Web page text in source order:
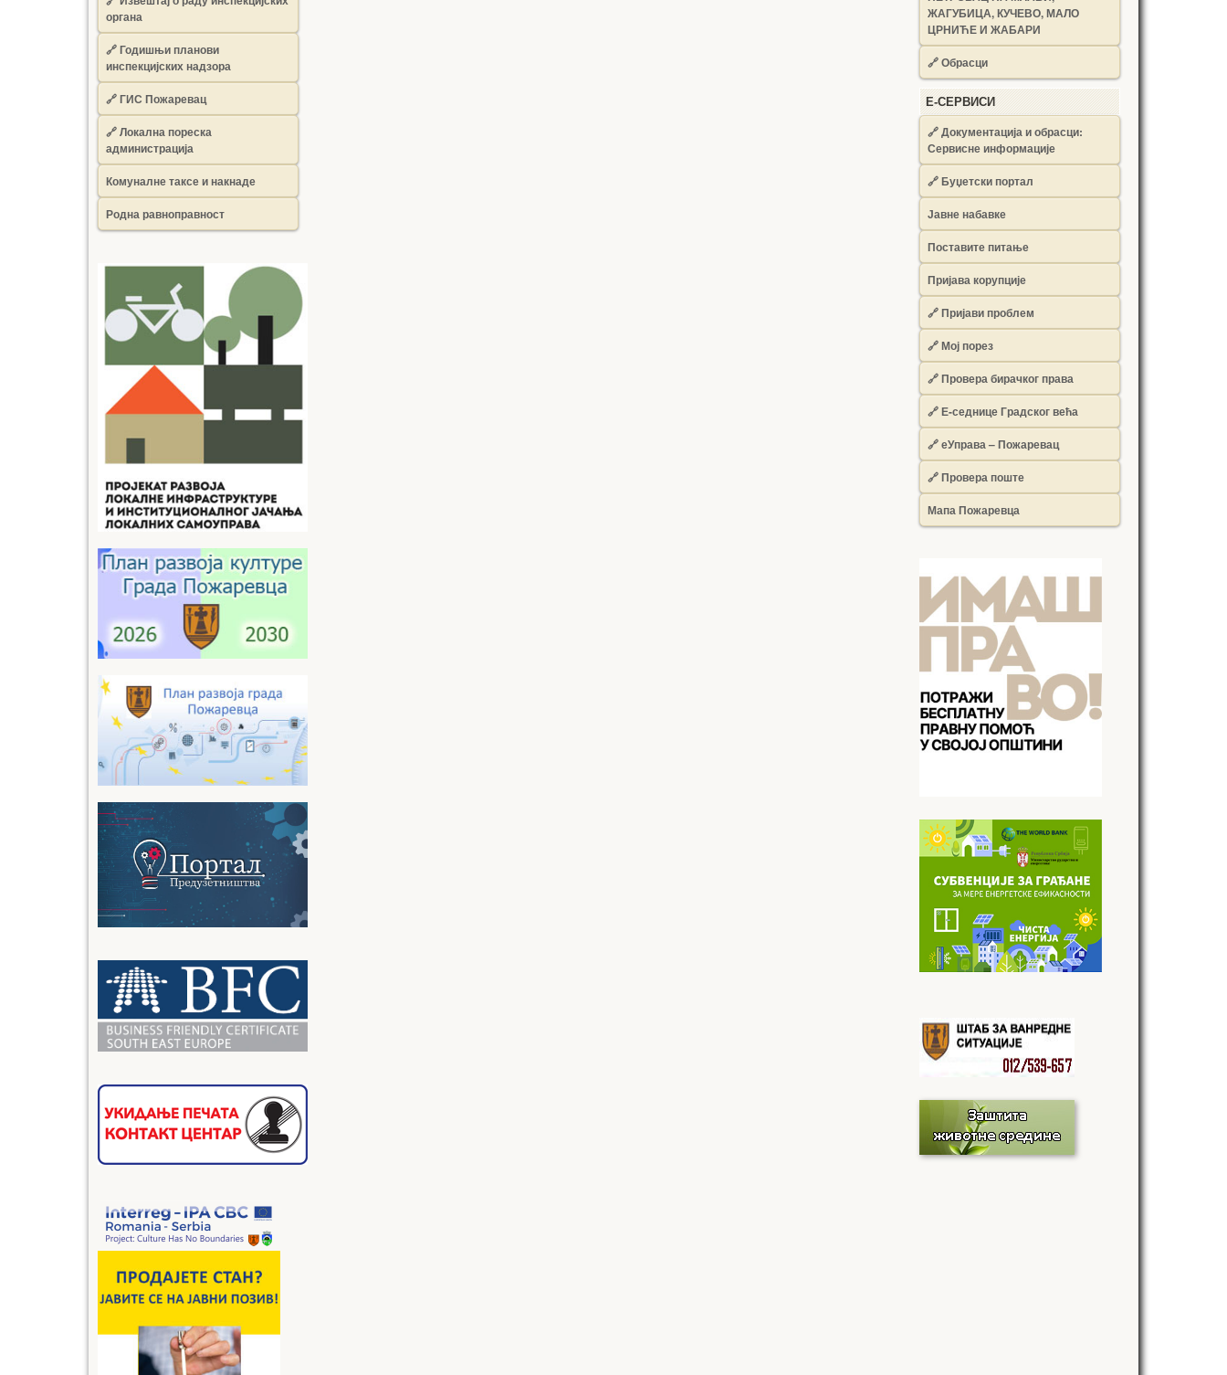
органа
🔗Годишњи планови
инспекцијских надзора
🔗 ГИС Пожаревац
🔗 Локална пореска
администрација
Комуналне таксе и накнаде
Родна равноправност
ЖАГУБИЦА, КУЧЕВО, МАЛО
ЦРНИЋЕ И ЖАБАРИ
🔗Обрасци
Е-СЕРВИСИ
🔗 Документација и обрасци:
Сервисне информације
🔗 Буџетски портал
Јавне набавке
Поставите питање
Пријава корупције
🔗 Пријави проблем
🔗 Мој порез
🔗 Провера бирачког права
🔗 Е-седнице Градског већа
🔗 еУправа – Пожаревац
🔗 Провера поште
Мапа Пожаревца